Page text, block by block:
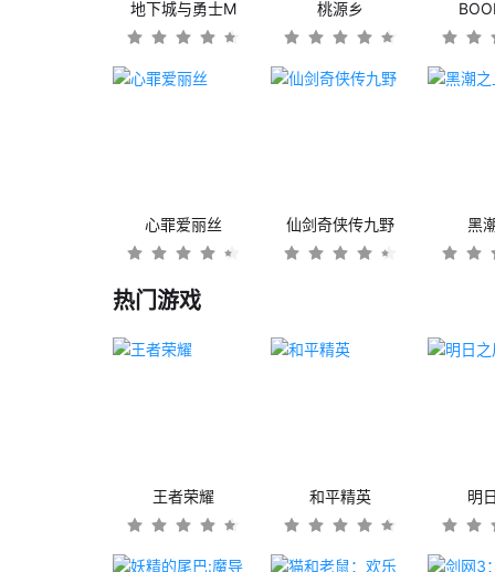
地下城与勇士M 桃源乡
心罪爱丽丝 仙剑奇侠传九野 黑
热门游戏
王者荣耀 和平精英 明